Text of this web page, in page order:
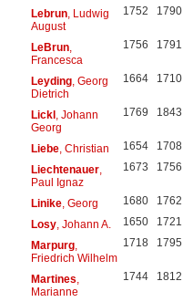
Lebrun, Ludwig
August
1752 1790
LeBrun,
Francesca
1756 1791
Leyding, Georg
Dietrich
1664 1710
Lickl, Johann
Georg
1769 1843
Liebe, Christian 1654 1708
Liechtenauer,
Paul Ignaz
1673 1756
Linike, Georg 1680 1762
Losy, Johann A. 1650 1721
Marpurg,
Friedrich Wilhelm
1718 1795
Martines
Marianne
1744 1812